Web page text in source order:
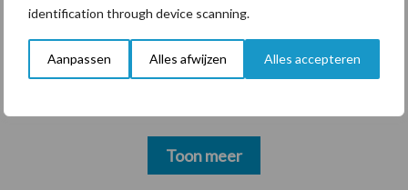
identification through device scanning.
Aanpassen Alles afwijzen Alles accepteren
Bedrijfsnieuws
Voerhekken
Toon meer